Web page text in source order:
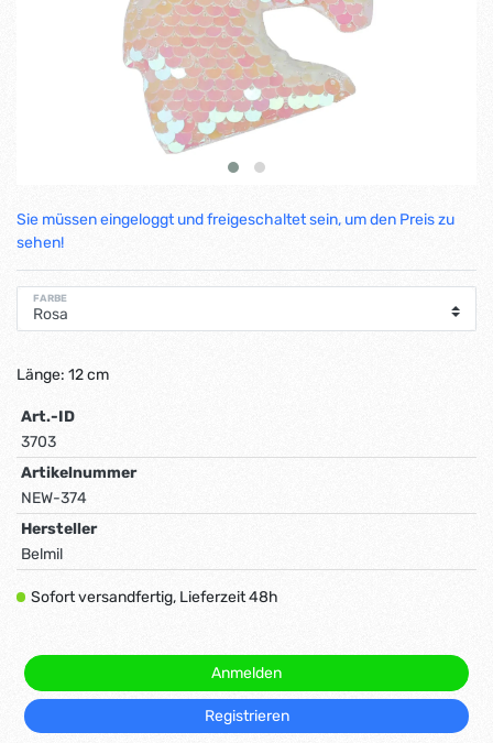
Sie müssen eingeloggt und freigeschaltet sein, um den Preis zu
sehen!
FARBE
Länge: 12 cm
Art.-ID
3703
Artikelnummer
NEW-374
Hersteller
Belmil
Sofort versandfertig, Lieferzeit 48h
Anmelden
Registrieren